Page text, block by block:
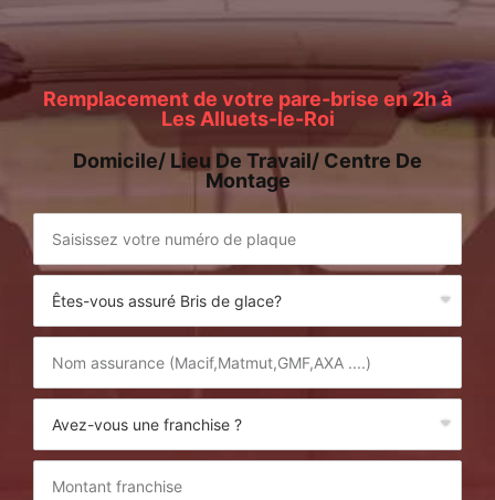
Remplacement de votre pare-brise en 2h à
Les Alluets-le-Roi
Domicile/ Lieu De Travail/ Centre De
Montage